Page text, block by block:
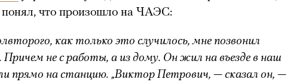
понял, что произошло на ЧАЭС:
как только это случилось, мне позвонил
Причем не с работы, а из дому. Он жил на въезде в наш
прямо на станцию. „Виктор Петрович, — сказал он, —